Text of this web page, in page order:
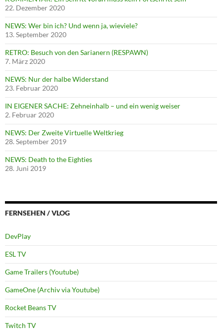
22. Dezember 2020
NEWS: Wer bin ich? Und wenn ja, wieviele?
13. September 2020
RETRO: Besuch von den Sarianern (RESPAWN)
7. März 2020
NEWS: Nur der halbe Widerstand
23. Februar 2020
IN EIGENER SACHE: Zehneinhalb – und ein wenig weiser
2. Februar 2020
NEWS: Der Zweite Virtuelle Weltkrieg
28. September 2019
NEWS: Death to the Eighties
28. Juni 2019
FERNSEHEN / VLOG
DevPlay
ESL TV
Game Trailers (Youtube)
GameOne (Archiv via Youtube)
Rocket Beans TV
Twitch TV